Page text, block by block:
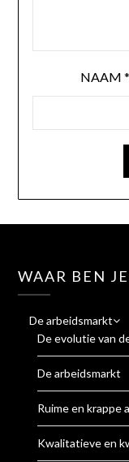
NAAM*
WAAR BEN
De arbeidsmarkt
De evolutie van
De arbeidsmarkt
Ruime en krappe
Kwalitatieve en